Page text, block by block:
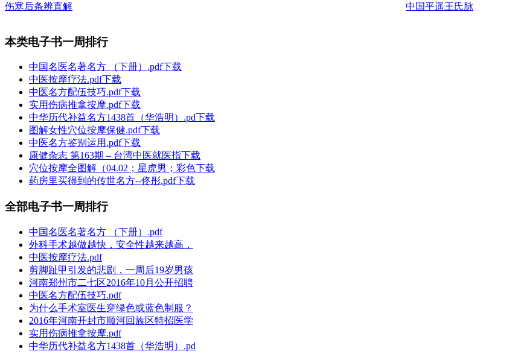
伤寒后条辨直解 中国平遥王氏脉
本类电子书一周排行
中国名医名著名方 （下册）.pdf下载
中医按摩疗法.pdf下载
中医名方配伍技巧.pdf下载
实用伤病推拿按摩.pdf下载
中华历代补益名方1438首（华浩明）.pd下载
图解女性穴位按摩保健.pdf下载
中医名方鉴别运用.pdf下载
康健杂志 第163期 – 台湾中医就医指下载
穴位按摩全图解（04.02；星虎男；彩色下载
药房里买得到的传世名方--佟彤.pdf下载
全部电子书一周排行
中国名医名著名方 （下册）.pdf
外科手术越做越快，安全性越来越高，
中医按摩疗法.pdf
剪脚趾甲引发的悲剧，一周后19岁男孩
河南郑州市二七区2016年10月公开招聘
中医名方配伍技巧.pdf
为什么手术室医生穿绿色或蓝色制服？
2016年河南开封市顺河回族区特招医学
实用伤病推拿按摩.pdf
中华历代补益名方1438首（华浩明）.pd